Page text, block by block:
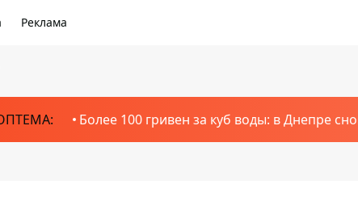
Реклама
Более 100 гривен за куб воды: в Днепре